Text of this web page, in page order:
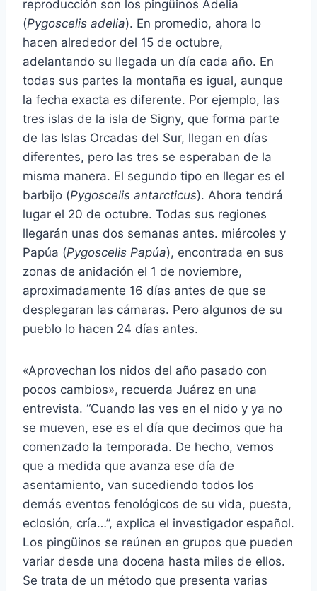
reproducción son los pingüinos Adelia
(Pygoscelis adelia). En promedio, ahora lo
hacen alrededor del 15 de octubre,
adelantando su llegada un día cada año. En
todas sus partes la montaña es igual, aunque
la fecha exacta es diferente. Por ejemplo, las
tres islas de la isla de Signy, que forma parte
de las Islas Orcadas del Sur, llegan en días
diferentes, pero las tres se esperaban de la
misma manera. El segundo tipo en llegar es el
barbijo (Pygoscelis antarcticus). Ahora tendrá
lugar el 20 de octubre. Todas sus regiones
llegarán unas dos semanas antes. miércoles y
Papúa (Pygoscelis Papúa), encontrada en sus
zonas de anidación el 1 de noviembre,
aproximadamente 16 días antes de que se
desplegaran las cámaras. Pero algunos de su
pueblo lo hacen 24 días antes.
«Aprovechan los nidos del año pasado con
pocos cambios», recuerda Juárez en una
entrevista. “Cuando las ves en el nido y ya no
se mueven, ese es el día que decimos que ha
comenzado la temporada. De hecho, vemos
que a medida que avanza ese día de
asentamiento, van sucediendo todos los
demás eventos fenológicos de su vida, puesta,
eclosión, cría…”, explica el investigador español.
Los pingüinos se reúnen en grupos que pueden
variar desde una docena hasta miles de ellos.
Se trata de un método que presenta varias